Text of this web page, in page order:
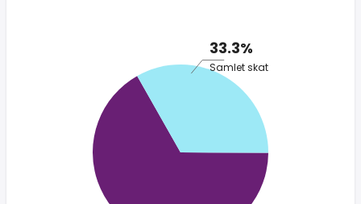
33.3%
Samlet skat